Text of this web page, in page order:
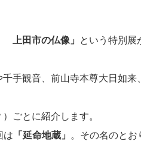
上田市の仏像」
という特別展
手観音、前山寺本尊大日如
ごとに紹介します。
「延命地蔵」
。その名のとお